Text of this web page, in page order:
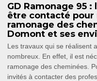
GD Ramonage 95
être contacté pour
ramonage des
Domont et ses
Les travaux qui se réalisent
nombreux. En effet, il est
ramonage des cheminées.
invités à contacter des